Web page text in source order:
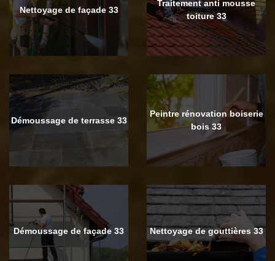
Nettoyage de façade 33
Traitement anti mousse
toiture 33
Démoussage de terrasse 33
Peintre rénovation boiserie
bois 33
Démoussage de façade 33 Nettoyage de gouttières 33